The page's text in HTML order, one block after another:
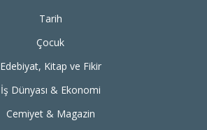
Tarih
Çocuk
Edebiyat, Kitap ve Fikir
İş Dünyası & Ekonomi
Cemiyet & Magazin